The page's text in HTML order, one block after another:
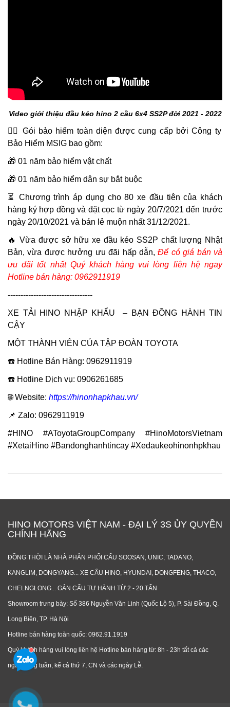
Video giới thiệu đầu kéo hino 2 cầu 6x4 SS2P đời 2021 - 2022
👉🏻 Gói bảo hiểm toàn diện được cung cấp bởi Công ty
Bảo Hiểm MSIG bao gồm:
🎁 01 năm bảo hiểm vật chất
🎁 01 năm bảo hiểm dân sự bắt buộc
⏳ Chương trình áp dụng cho 80 xe đầu tiên của khách
hàng ký hợp đồng và đặt cọc từ ngày 20/7/2021 đến trước
ngày 20/10/2021 và bán lẻ muộn nhất 31/12/2021.
🔥 Vừa được sở hữu xe đầu kéo SS2P chất lượng Nhật
Bản, vừa được hưởng ưu đãi hấp dẫn,Để có giá bán và
ưu đãi tốt nhất Quý khách hàng vui lòng liên hệ ngay
Hotline bán hàng: 0962911919
---------------------------------
XE TẢI HINO NHẬP KHẨU – BẠN ĐỒNG HÀNH TIN
CẬY
MỘT THÀNH VIÊN CỦA TẬP ĐOÀN TOYOTA
☎️ Hotline Bán Hàng: 0962911919
☎️ Hotline Dịch vụ: 0906261685
🌐 Website: https://hinonhapkhau.vn/
📌 Zalo: 0962911919
#HINO #AToyotaGroupCompany #HinoMotorsVietnam
#XetaiHino #Bandonghanhtincay #Xedaukeohinonhpkhau
HINO MOTORS VIỆT NAM - ĐẠI LÝ 3S ỦY QUYỀN
CHÍNH HÃNG
ĐỒNG THỜI LÀ NHÀ PHÂN PHỐI CẨU SOOSAN, UNIC, TADANO,
KANGLIM, DONGYANG... XE CẨU HINO, HYUNDAI, DONGFENG, THACO,
CHELNGLONG... GẮN CẨU TỰ HÀNH TỪ 2 - 20 TẤN
Showroom trưng bày: Số 386 Nguyễn Văn Linh (Quốc Lộ 5), P. Sài Đồng, Q.
Long Biên, TP. Hà Nội
Hotline bán hàng toàn quốc: 0962.91.1919
Quý khách hàng vui lòng liên hệ Hotline bán hàng từ: 8h - 23h tất cả các
ngày trong tuần, kể cả thứ 7, CN và các ngày Lễ.